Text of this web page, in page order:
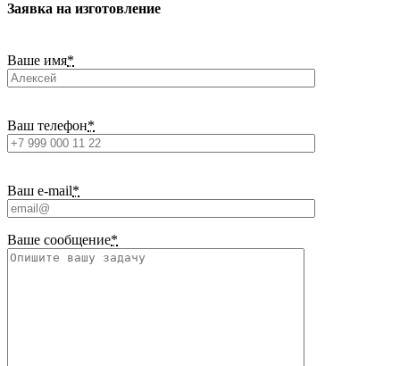
Заявка на изготовление
Ваше имя*
Ваш телефон*
Ваш e-mail*
Ваше сообщение*